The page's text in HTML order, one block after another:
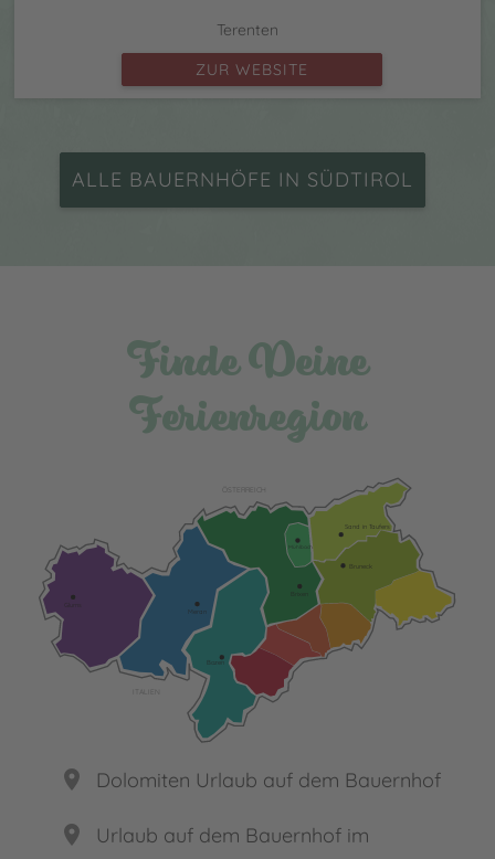
Terenten
ZUR WEBSITE
ALLE BAUERNHÖFE IN SÜDTIROL
Finde Deine
Ferienregion
ÖSTERREICH
Bruneck
Sand in Taufers
Brixen
Mühlbach
Bozen
Meran
place Dolomiten Urlaub auf dem Bauernhof
place
Urlaub auf dem Bauernhof im